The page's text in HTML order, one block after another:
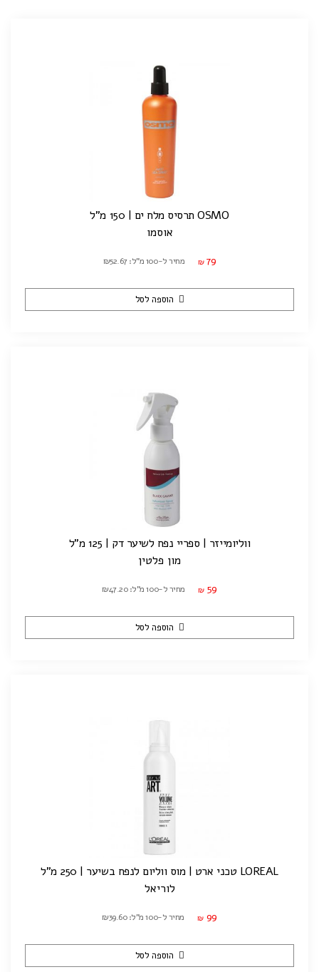
OSMO תרסיס מלח ים | 150 מ"ל
אוסמו
₪ 79 מחיר ל-100 מ"ל: ₪52.67
הוספה לסל
ווליומייזר | ספריי נפח לשיער דק | 125 מ"ל
מון פלטין
₪ 59 מחיר ל-100 מ"ל: ₪47.20
הוספה לסל
LOREAL טכני ארט | מוס ווליום לנפח בשיער | 250 מ"ל
לוריאל
₪ 99 מחיר ל-100 מ"ל: ₪39.60
הוספה לסל